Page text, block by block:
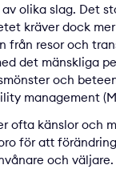
olika slag. Det
kräver dock
från resor och
det mänskliga
och
management
ofta känslor och
för att
och